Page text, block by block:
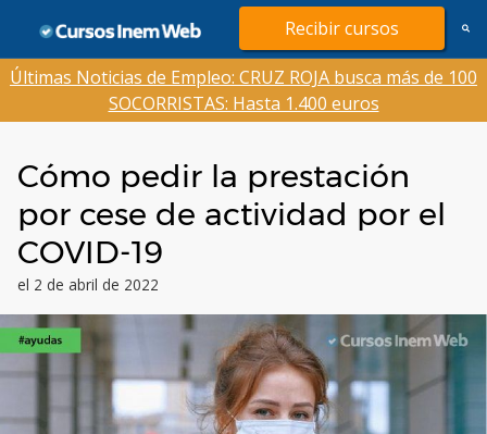
contenido
Recibir cursos
Últimas Noticias de Empleo: CRUZ ROJA busca más de 100
SOCORRISTAS: Hasta 1.400 euros
Cómo pedir la prestación
por cese de actividad por el
COVID-19
el 2 de abril de 2022